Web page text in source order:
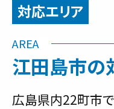
対応エリア
江田島市の
広島県内22町市